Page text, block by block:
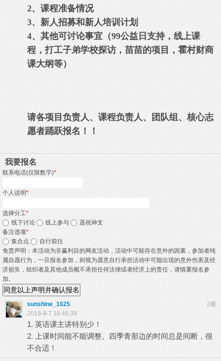
2、课程准备情况
3、新人招募和新人培训计划
4、其他可讨论事宜（99公益日支持，线上课
程，打工子弟学校探访，苗苗的项目，霍村财商
课大纲等）
请各项目负责人、课程负责人、团队组、核心志
愿者踊跃报名！！
我要报名
联系电话(仅限数字)*
个人说明*
选择分工*
线下讨论
线上参与
遥祝神支
备注选项*
集合点
自行前往
免责声明：本活动为非赢利目的网友活动，活动中可能存在意外的因素，参加者纯
属自愿行为，一旦报名参加，则视为愿意自行承担活动中可能出现的意外伤害及经
济损失，组织者及其他成员概不承担任何法律或者经济上的责任，请慎重报名参
加。
同意以上声明并确认报名
2楼
sunshine_1025
2019-9-7 18:46:39
1. 英语课主讲特别少！
2. 上课时间能不能调整。四季青那边的时间总是间断，很
不合适！